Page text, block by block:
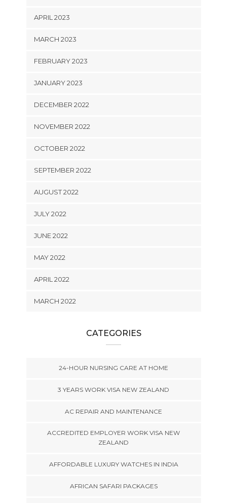
APRIL 2023
MARCH 2023
FEBRUARY 2023
JANUARY 2023
DECEMBER 2022
NOVEMBER 2022
OCTOBER 2022
SEPTEMBER 2022
AUGUST 2022
JULY 2022
JUNE 2022
MAY 2022
APRIL 2022
MARCH 2022
CATEGORIES
24-HOUR NURSING CARE AT HOME
3 YEARS WORK VISA NEW ZEALAND
AC REPAIR AND MAINTENANCE
ACCREDITED EMPLOYER WORK VISA NEW
ZEALAND
AFFORDABLE LUXURY WATCHES IN INDIA
AFRICAN SAFARI PACKAGES